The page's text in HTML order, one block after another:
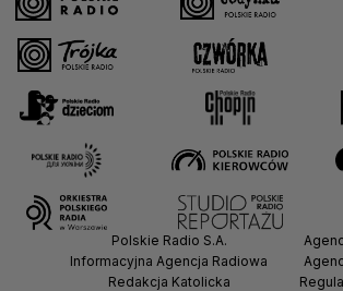
Polskie Radio S.A.
Informacyjna Agencja Radiowa
Redakcja Katolicka